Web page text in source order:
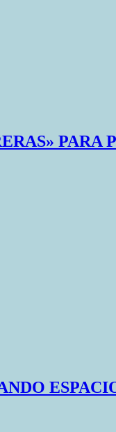
PARA